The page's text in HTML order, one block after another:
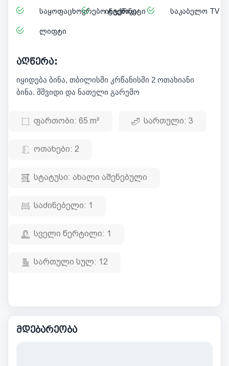
საყოფაცხოვრებო ტექნიკა
ინტერნეტი საკაბელო TV
ლიფტი
აღწერა:
იყიდება ბინა, თბილისში კრწანისში 2 ოთახიანი
ბინა. მშვიდი და ნათელი გარემო
ფართობი: 65 m² სართული: 3
ოთახები: 2
სტატუსი: ახალი აშენებული
საძინებელი: 1
სველი წერტილი: 1
სართული სულ: 12
მდებარეობა